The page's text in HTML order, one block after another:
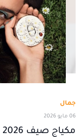
جمال
06 مايو 2026